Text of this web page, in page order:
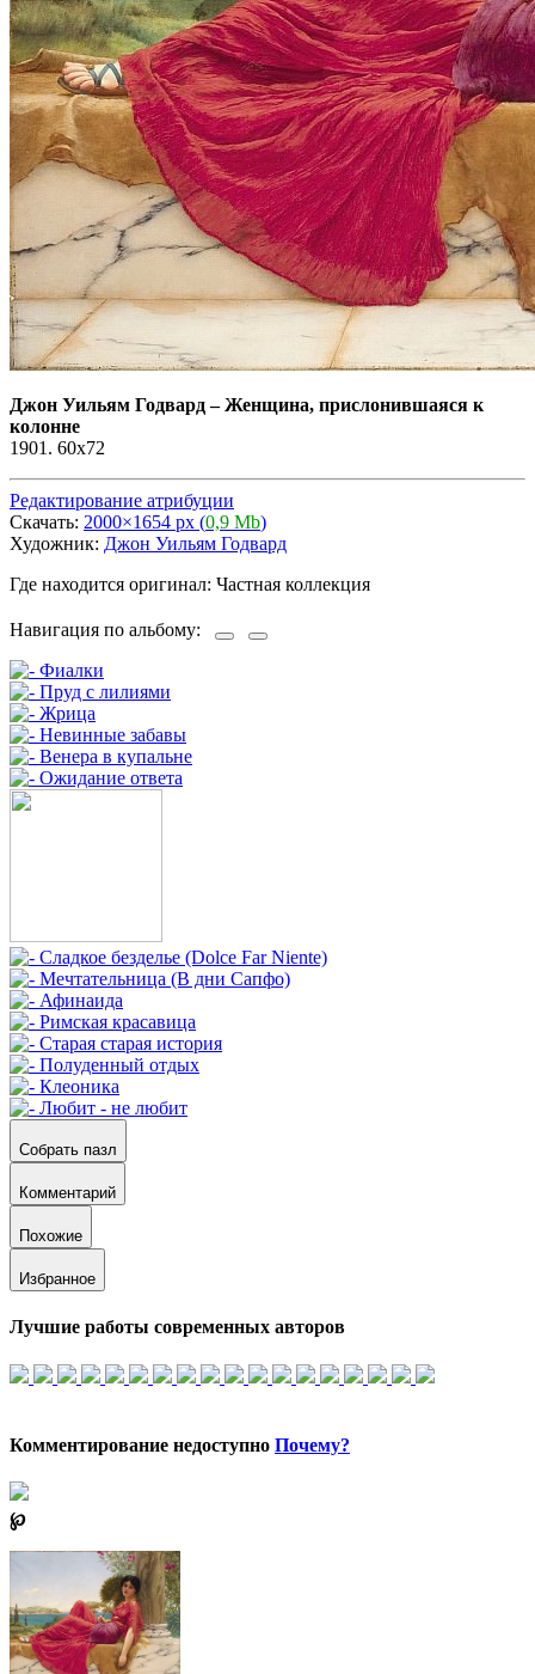
Джон Уильям Годвард–Женщина, прислонившаяся к
колонне
1901. 60x72
Редактирование атрибуции
Скачать: 2000×1654 px (0,9 Mb)
Художник: Джон Уильям Годвард
Где находится оригинал: Частная коллекция
Навигация по альбому:
Собрать пазл
Комментарий
Похожие
Избранное
Лучшие работы современных авторов
Комментирование недоступно Почему?
℘